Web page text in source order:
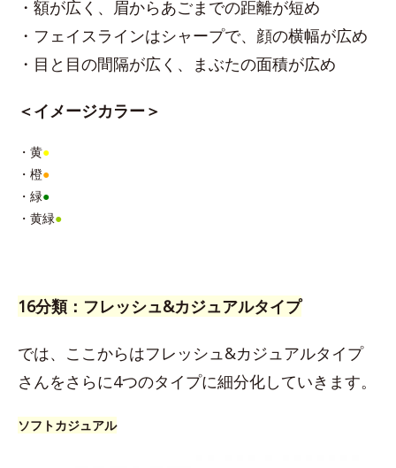
・額が広く、眉からあごまでの距離が短め
・フェイスラインはシャープで、顔の横幅が広め
・目と目の間隔が広く、まぶたの面積が広め
＜イメージカラー＞
・黄●
・橙●
・緑●
・黄緑●
16分類：フレッシュ&カジュアルタイプ
では、ここからはフレッシュ&カジュアルタイプ
さんをさらに4つのタイプに細分化していきます。
ソフトカジュアル